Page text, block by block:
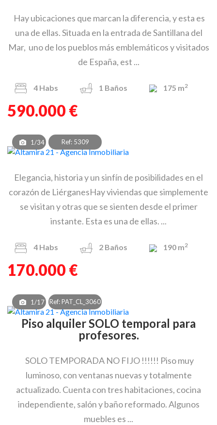
Hay ubicaciones que marcan la diferencia, y esta es
una de ellas. Situada en la entrada de Santillana del
Mar, uno de los pueblos más emblemáticos y visitados
de España, est ...
4 Habs 1 Baños 175 m2
590.000 €
1/34 Ref: 5309
Elegancia, historia y un sinfín de posibilidades en el
corazón de LiérganesHay viviendas que simplemente
se visitan y otras que se sienten desde el primer
instante. Esta es una de ellas. ...
4 Habs 2 Baños 190 m2
170.000 €
1/17 Ref: PAT_CL_3060
Piso alquiler SOLO temporal para
profesores.
SOLO TEMPORADA NO FIJO !!!!!! Piso muy
luminoso, con ventanas nuevas y totalmente
actualizado. Cuenta con tres habitaciones, cocina
independiente, salón y baño reformado. Algunos
muebles es ...